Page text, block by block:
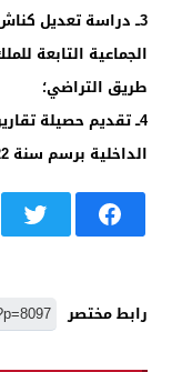
3ــ دراسة تعديل
الجماعية التابعة
طريق التراضي؛
4ــ تقديم حصيلة
الداخلية برسم سنة 2022.
رابط مختصر